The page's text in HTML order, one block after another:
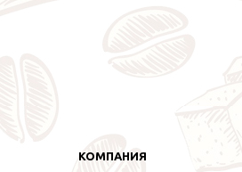
КОМПАНИЯ